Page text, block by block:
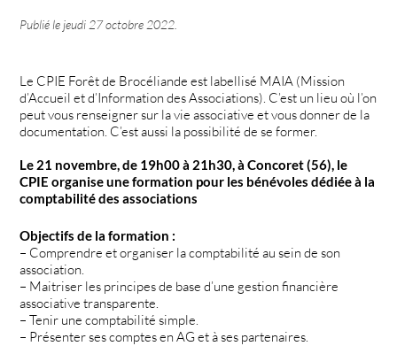
Publié le jeudi 27 octobre 2022
Le CPIE Forêt de Brocéliande est labellisé MAIA (Mission
d’Accueil et d’Information des Associations). C’est un lieu où l’on
peut vous renseigner sur la vie associative et vous donner de la
documentation. C’est aussi la possibilité de se former.
Le 21 novembre, de 19h00 à 21h30, à Concoret (56), le
CPIE organise une formation pour les bénévoles dédiée à la
comptabilité des associations
Objectifs de la formation :
– Comprendre et organiser la comptabilité au sein de son
association.
– Maitriser les principes de base d’une gestion financière
associative transparente.
– Tenir une comptabilité simple.
– Présenter ses comptes en AG et à ses partenaires.